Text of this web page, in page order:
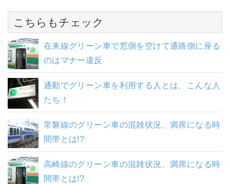
こちらもチェック
在来線グリーン車で窓側を空けて通路側に座る
のはマナー違反
通勤でグリーン車を利用する人とは、こんな人
たち！
常磐線のグリーン車の混雑状況、満席になる時
間帯とは!?
高崎線のグリーン車の混雑状況、満席になる時
間帯とは!?